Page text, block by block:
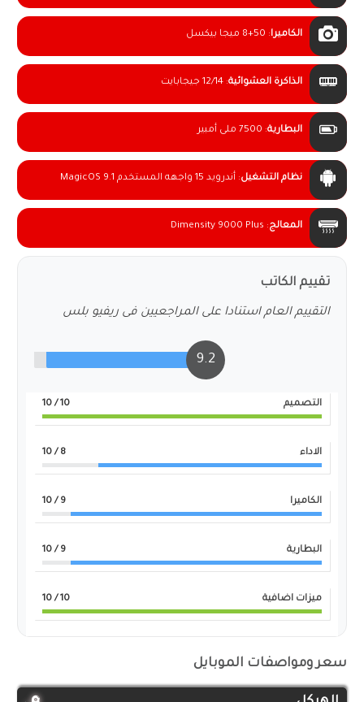
الكاميرا: 8+50 ميجا بيكسل
الذاكرة العشوائية:12/14 جيجابايت
البطارية: 7500 ملى أمبير
نظام التشغيل: أندرويد 15 واجهه المستخدم MagicOS 9.1
المعالج:
Dimensity 9000 Plus
تقييم الكاتب
التقييم العام استنادا على المراجعيين فى ريفيو بلس
9.2
التصميم 10
/ 10
الاداء 8
/ 10
الكاميرا 9
/ 10
البطارية 9
/ 10
ميزات اضافية 10
/ 10
سعر ومواصفات الموبايل